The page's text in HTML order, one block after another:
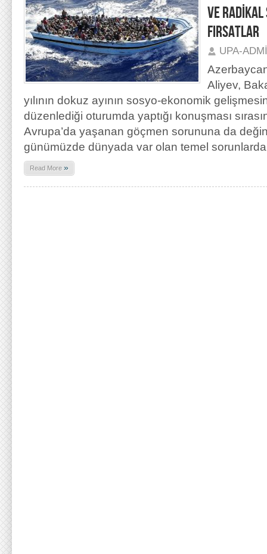
VE
FIRSATLAR
UPA-
Aliyev,
yılının dokuz ayının sosyo-ekonomik
düzenlediği oturumda yaptığı konuşması
Avrupa’da yaşanan göçmen sorununa da
günümüzde dünyada var olan temel
Read More »